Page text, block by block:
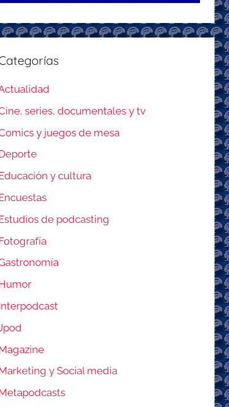
series, documentales y tv
y juegos de mesa
y cultura
de podcasting
y Social media